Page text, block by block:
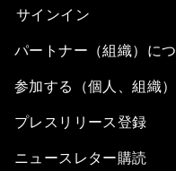
サインイン
パートナー（組織）に
参加する（個人、組織）
プレスリリース登録
ニュースレター購読